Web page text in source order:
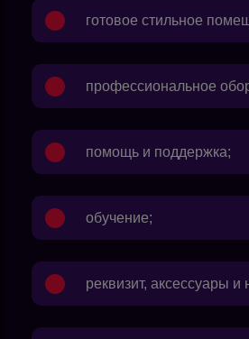
готовое стильное
профессиональное
помощь и поддержка;
обучение;
реквизит, аксессуары и